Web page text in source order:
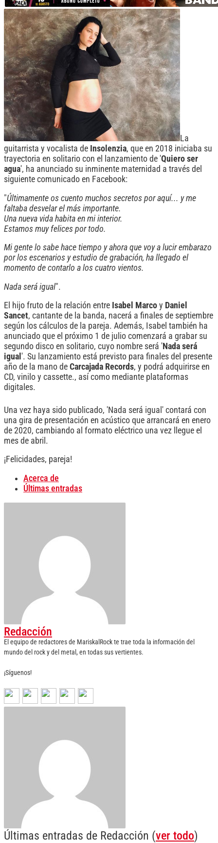
La
guitarrista y vocalista de Insolenzia, que en 2018 iniciaba su
trayectoria en solitario con el lanzamiento de 'Quiero ser
agua', ha anunciado su inminente maternidad a través del
siguiente comunicado en Facebook:
"Últimamente os cuento muchos secretos por aquí... y me
faltaba desvelar el más importante.
Una nueva vida habita en mi interior.
Estamos muy felices por todo.
Mi gente lo sabe hace tiempo y ahora que voy a lucir embarazo
por los escenarios y estudio de grabación, ha llegado el
momento de contarlo a los cuatro vientos.
Nada será igual".
El hijo fruto de la relación entre Isabel Marco y Daniel
Sancet, cantante de la banda, nacerá a finales de septiembre
según los cálculos de la pareja. Además, Isabel también ha
anunciado que el próximo 1 de julio comenzará a grabar su
segundo disco en solitario, cuyo nombre será 'Nada será
igual '. Su lanzamiento está previsto para finales del presente
año de la mano de Carcajada Records, y podrá adquirirse en
CD, vinilo y cassette., así como mediante plataformas
digitales.
Una vez haya sido publicado, 'Nada será igual' contará con
una gira de presentación en acústico que arrancará en enero
de 2020, cambiando al formato eléctrico una vez llegue el
mes de abril.
¡Felicidades, pareja!
Acerca de
Últimas entradas
Redacción
El equipo de redactores de MariskalRock te trae toda la información del
mundo del rock y del metal, en todas sus vertientes.
¡Síguenos!
Últimas entradas de Redacción (ver todo)